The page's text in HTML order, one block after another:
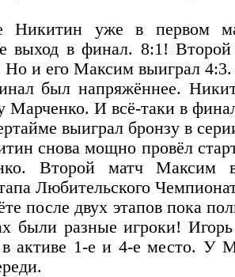
Никитин уже в первом
выход в финал. 8:1!
Но и его Максим выиграл 4:3.
был напряжённее.
Марченко. И всё-таки в
выиграл бронзу в
снова мощно провёл
Второй матч Максим
Любительского
после двух этапов пока
были разные игроки!
в активе 1-е и 4-е место. У